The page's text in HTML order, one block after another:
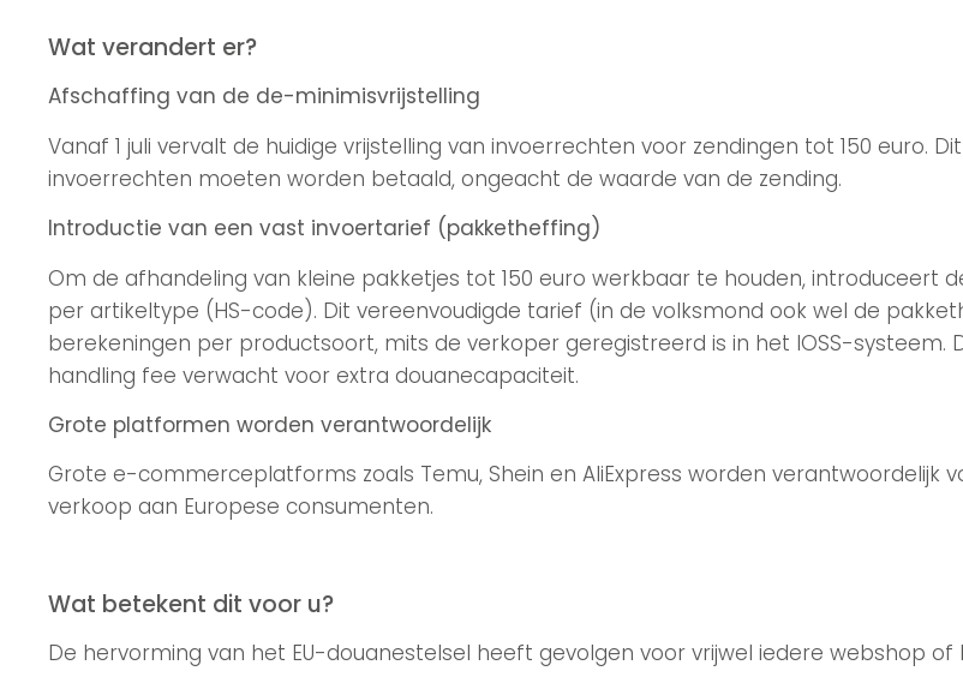
Wat verandert er?
Afschaffing van de de-minimisvrijstelling
Vanaf 1 juli vervalt de huidige vrijstelling van invoerrechten voor zendingen tot 150 euro.
invoerrechten moeten worden betaald, ongeacht de waarde van de zending.
Introductie van een vast invoertarief (pakketheffing)
Om de afhandeling van kleine pakketjes tot 150 euro werkbaar te houden, introduceert
per artikeltype (HS-code). Dit vereenvoudigde tarief (in de volksmond ook wel de
berekeningen per productsoort, mits de verkoper geregistreerd is in het IOSS-systeem.
handling fee verwacht voor extra douanecapaciteit.
Grote platformen worden verantwoordelijk
Grote e-commerceplatforms zoals Temu, Shein en AliExpress worden
verkoop aan Europese consumenten.
Wat betekent dit voor u?
De hervorming van het EU-douanestelsel heeft gevolgen voor vrijwel iedere webshop